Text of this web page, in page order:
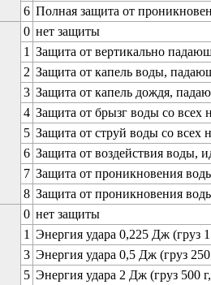
6 Полная защита от
0 нет защиты
1 Защита от вертикально
2 Защита от капель воды,
3 Защита от капель дождя,
4 Защита от брызг воды со всех
5 Защита от струй воды со всех
6 Защита от воздействия воды,
7 Защита от проникновения
8 Защита от проникновения
0 нет защиты
1 Энергия удара 0,225 Дж (груз
3 Энергия удара 0,5 Дж (груз
5 Энергия удара 2 Дж (груз 500